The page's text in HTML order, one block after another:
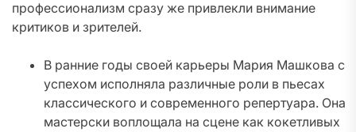
профессионализм сразу же привлекли внимание
критиков и зрителей.
В ранние годы своей карьеры Мария Машкова с
успехом исполняла различные роли в пьесах
классического и современного репертуара. Она
мастерски воплощала на сцене как кокетливых